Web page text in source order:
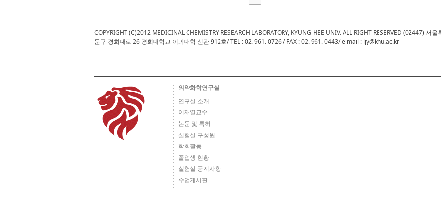
COPYRIGHT (C)2012 MEDICINAL CHEMISTRY RESEARCH LABORATORY, KYUNG HEE UNIV. ALL RIGHT RESERVED (02447) 서울
문구 경희대로 26 경희대학교 이과대학 신관 912호/ TEL : 02. 961. 0726 / FAX : 02. 961. 0443/ e-mail : ljy@khu.ac.kr
의약화학연구실
연구실 소개
이재열교수
논문 및 특허
실험실 구성원
학회활동
졸업생 현황
실험실 공지사항
수업게시판